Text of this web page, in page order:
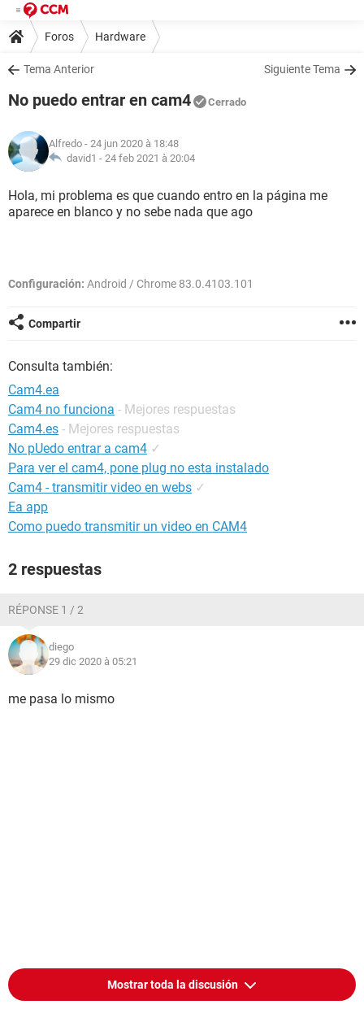
Foros Hardware
Tema Anterior Siguiente Tema
No puedo entrar en cam4 Cerrado
Alfredo - 24 jun 2020 à 18:48
david1 - 24 feb 2021 à 20:04
Hola, mi problema es que cuando entro en la página me
aparece en blanco y no sebe nada que ago
Configuración: Android / Chrome 83.0.4103.101
Compartir
Consulta también:
Cam4.ea
Cam4 no funciona - Mejores respuestas
Cam4.es - Mejores respuestas
No pUedo entrar a cam4 ✓
Para ver el cam4, pone plug no esta instalado
Cam4 - transmitir video en webs ✓
Ea app
Como puedo transmitir un video en CAM4
2 respuestas
RÉPONSE 1 / 2
diego
29 dic 2020 à 05:21
me pasa lo mismo
Mostrar toda la discusión